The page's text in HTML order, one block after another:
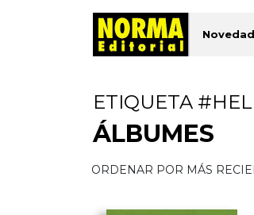
ETIQUETA
ÁLBUMES
ORDENAR POR MÁS